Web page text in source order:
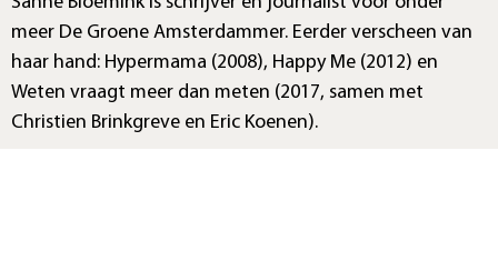
meer De Groene Amsterdammer. Eerder verscheen van
haar hand: Hypermama (2008), Happy Me (2012) en
Weten vraagt meer dan meten (2017, samen met
Christien Brinkgreve en Eric Koenen).